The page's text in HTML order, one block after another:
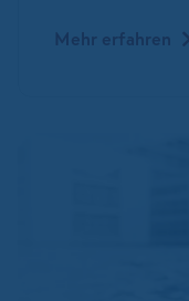
Mehr erfahren